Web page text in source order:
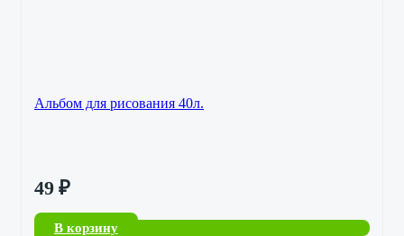
Альбом для рисования 40л.
49 ₽
В корзину